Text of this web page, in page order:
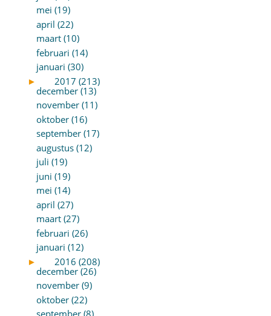
mei (19)
april (22)
maart (10)
februari (14)
januari (30)
►
2017 (213)
december (13)
november (11)
oktober (16)
september (17)
augustus (12)
juli (19)
juni (19)
mei (14)
april (27)
maart (27)
februari (26)
januari (12)
►
2016 (208)
december (26)
november (9)
oktober (22)